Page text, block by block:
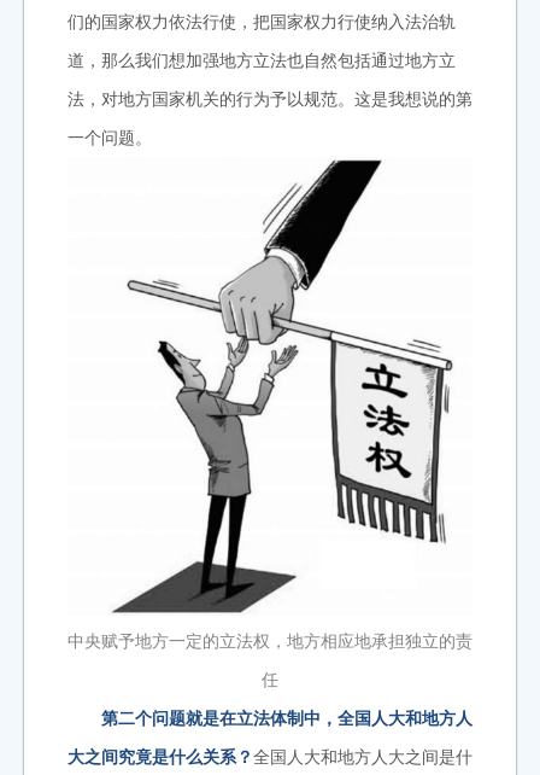
们的国家权力依法行使，把国家权力行使纳入法治轨
道，那么我们想加强地方立法也自然包括通过地方立
法，对地方国家机关的行为予以规范。这是我想说的第
一个问题。
中央赋予地方一定的立法权，地方相应地承担独立的责
任
第二个问题就是在立法体制中，全国人大和地方人
大之间究竟是什么关系？全国人大和地方人大之间是什